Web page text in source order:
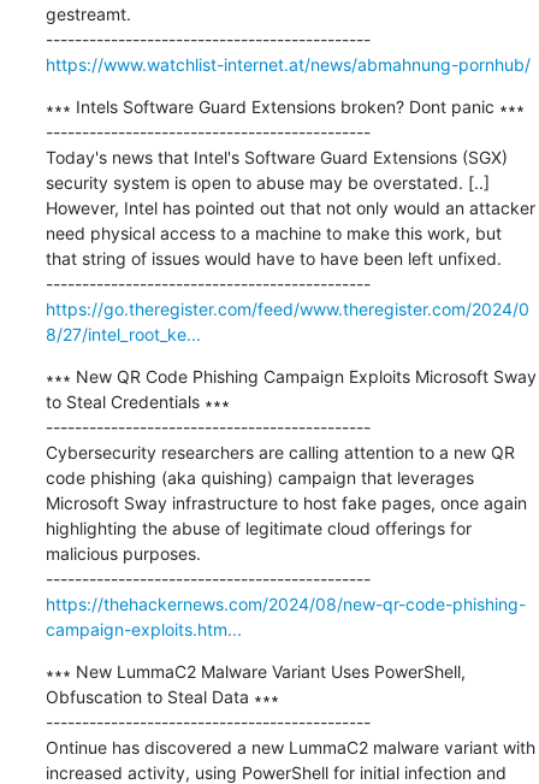
gestreamt.
---------------------------------------------
https://www.watchlist-internet.at/news/abmahnung-pornhub/
∗∗∗ Intels Software Guard Extensions broken? Dont panic ∗∗∗
---------------------------------------------
Today's news that Intel's Software Guard Extensions (SGX)
security system is open to abuse may be overstated. [..]
However, Intel has pointed out that not only would an attacker
need physical access to a machine to make this work, but
that string of issues would have to have been left unfixed.
---------------------------------------------
https://go.theregister.com/feed/www.theregister.com/2024/0
8/27/intel_root_ke...
∗∗∗ New QR Code Phishing Campaign Exploits Microsoft Sway
to Steal Credentials ∗∗∗
---------------------------------------------
Cybersecurity researchers are calling attention to a new QR
code phishing (aka quishing) campaign that leverages
Microsoft Sway infrastructure to host fake pages, once again
highlighting the abuse of legitimate cloud offerings for
malicious purposes.
---------------------------------------------
https://thehackernews.com/2024/08/new-qr-code-phishing-
campaign-exploits.htm...
∗∗∗ New LummaC2 Malware Variant Uses PowerShell,
Obfuscation to Steal Data ∗∗∗
---------------------------------------------
Ontinue has discovered a new LummaC2 malware variant with
increased activity, using PowerShell for initial infection and